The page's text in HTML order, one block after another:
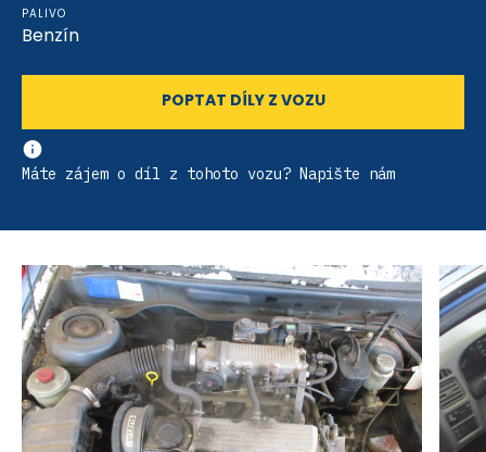
PALIVO
Benzín
POPTAT DÍLY Z VOZU
Máte zájem o díl z tohoto vozu? Napište nám